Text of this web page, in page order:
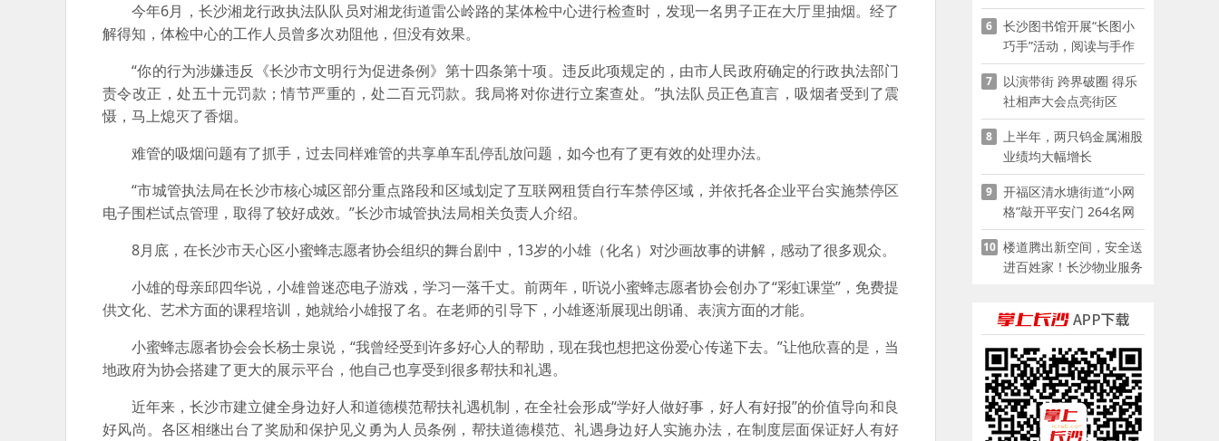
今年6月，长沙湘龙行政执法队队员对湘龙街道雷公岭路的某体检中心进行检查时，发现一名男子正在大厅里抽烟。经了
解得知，体检中心的工作人员曾多次劝阻他，但没有效果。
“你的行为涉嫌违反《长沙市文明行为促进条例》第十四条第十项。违反此项规定的，由市人民政府确定的行政执法部门
责令改正，处五十元罚款；情节严重的，处二百元罚款。我局将对你进行立案查处。”执法队员正色直言，吸烟者受到了震
慑，马上熄灭了香烟。
难管的吸烟问题有了抓手，过去同样难管的共享单车乱停乱放问题，如今也有了更有效的处理办法。
“市城管执法局在长沙市核心城区部分重点路段和区域划定了互联网租赁自行车禁停区域，并依托各企业平台实施禁停区
电子围栏试点管理，取得了较好成效。”长沙市城管执法局相关负责人介绍。
8月底，在长沙市天心区小蜜蜂志愿者协会组织的舞台剧中，13岁的小雄（化名）对沙画故事的讲解，感动了很多观众。
小雄的母亲邱四华说，小雄曾迷恋电子游戏，学习一落千丈。前两年，听说小蜜蜂志愿者协会创办了“彩虹课堂”，免费提
供文化、艺术方面的课程培训，她就给小雄报了名。在老师的引导下，小雄逐渐展现出朗诵、表演方面的才能。
小蜜蜂志愿者协会会长杨士泉说，“我曾经受到许多好心人的帮助，现在我也想把这份爱心传递下去。”让他欣喜的是，当
地政府为协会搭建了更大的展示平台，他自己也享受到很多帮扶和礼遇。
近年来，长沙市建立健全身边好人和道德模范帮扶礼遇机制，在全社会形成“学好人做好事，好人有好报”的价值导向和良
好风尚。各区相继出台了奖励和保护见义勇为人员条例，帮扶道德模范、礼遇身边好人实施办法，在制度层面保证好人有好
响
6
长沙图书馆开展“长图小
巧手”活动，阅读与手作
赋能少儿暑期成长
7
以演带街 跨界破圈 得乐
社相声大会点亮街区
8
上半年，两只钨金属湘股
业绩均大幅增长
9
开福区清水塘街道“小网
格”敲开平安门 264名网
格员扫楼“错峰问安”
10 楼道腾出新空间，安全送
进百姓家！长沙物业服务